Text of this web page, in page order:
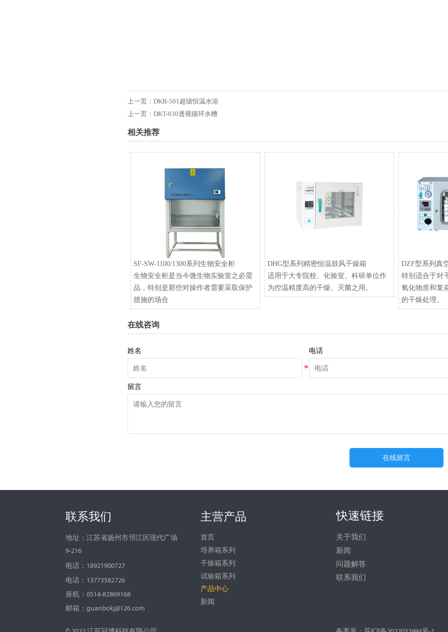
上一页：DKB-501超级恒温水浴
上一页：DKT-030透视循环水槽
相关推荐
SF-SW-1100/1300系列生物安全柜
生物安全柜是当今微生物实验室之必需
品，特别是那些对操作者需要采取保护
措施的场合
DHG型系列精密恒温鼓风干燥箱
适用于大专院校、化验室、科研单位作
为控温精度高的干燥、灭菌之用。
DZF型系列真
特别适合于对
氧化物质和复
的干燥处理。
在线咨询
姓名 电话
留言
在线留言
联系我们
地址：江苏省扬州市邗江区现代广场
9-216
电话：18921900727
电话：13773582726
座机：0514-82869168
邮箱：guanbokj@126.com
主营产品
首页
培养箱系列
干燥箱系列
试验箱系列
产品中心
新闻
快速链接
关于我们
新闻
问题解答
联系我们